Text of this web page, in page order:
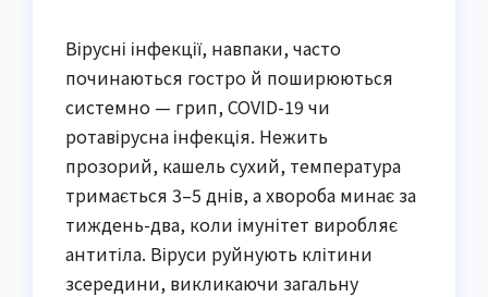
Вірусні інфекції, навпаки, часто
починаються гостро й поширюються
системно — грип, COVID-19 чи
ротавірусна інфекція. Нежить
прозорий, кашель сухий, температура
тримається 3–5 днів, а хвороба минає за
тиждень-два, коли імунітет виробляє
антитіла. Віруси руйнують клітини
зсередини, викликаючи загальну